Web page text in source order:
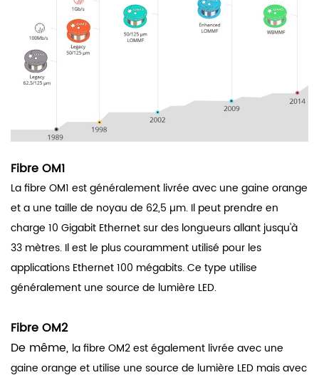
Fibre OM1
La fibre OM1 est généralement livrée avec une gaine orange
et a une taille de noyau de 62,5 µm. Il peut prendre en
charge 10 Gigabit Ethernet sur des longueurs allant jusqu'à
33 mètres. Il est le plus couramment utilisé pour les
applications Ethernet 100 mégabits. Ce type utilise
généralement une source de lumière LED.
Fibre OM2
De même, la fibre OM2est également livrée avec une
gaine orange et utilise une source de lumière LED mais avec